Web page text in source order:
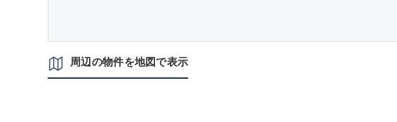
周辺の物件を地図で表示